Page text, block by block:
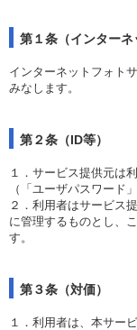
第１条（インターネ
インターネットフォト
みなします。
第２条（ID等）
１．サービス提供元は
（「ユーザパスワード
２．利用者はサービス
に管理するものとし、
す。
第３条（対価）
１．利用者は、本サー